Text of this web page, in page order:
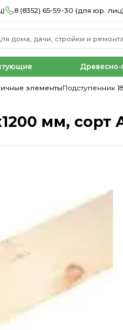
8 (8352) 65-59-30 (для юр. лиц)
Древесно-
элементыПодступенник
мм, сорт